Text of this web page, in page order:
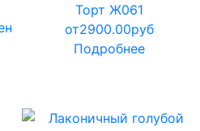
Торт Ж061
от2900.00руб
Подробнее